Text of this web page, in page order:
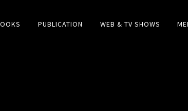
PUBLICATION WEB & TV SHOWS